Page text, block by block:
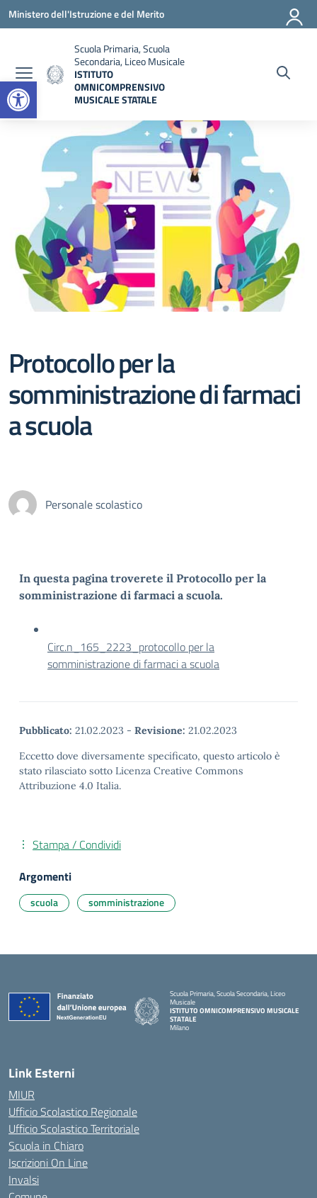
Open toolbar
Vai ai contenuti
Vai al menu di navigazione
Vai al footer
Ministero dell'Istruzione e del Merito
Scuola Primaria, Scuola
Secondaria, Liceo Musicale
ISTITUTO
OMNICOMPRENSIVO
MUSICALE STATALE
Protocollo per la
somministrazione di farmaci
a scuola
Personale scolastico
In questa pagina troverete il Protocollo per la
somministrazione di farmaci a scuola.
Circ.n_165_2223_protocollo per la
somministrazione di farmaci a scuola
Pubblicato: 21.02.2023 - Revisione: 21.02.2023
Eccetto dove diversamente specificato, questo articolo è
stato rilasciato sotto Licenza Creative Commons
Attribuzione 4.0 Italia.
Stampa / Condividi
Argomenti
scuola somministrazione
Scuola Primaria, Scuola Secondaria, Liceo
Musicale
ISTITUTO OMNICOMPRENSIVO MUSICALE
STATALE
Milano
Link Esterni
MIUR
Ufficio Scolastico Regionale
Ufficio Scolastico Territoriale
Scuola in Chiaro
Iscrizioni On Line
Invalsi